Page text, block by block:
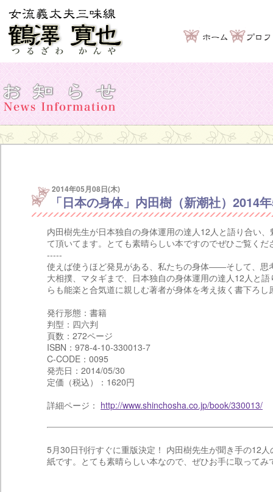
2014年05月08日(木)
「日本の身体」内田樹（新潮社）2014
内田樹先生が日本独自の身体運用の達人12人と語り合い
て頂いてます。とても素晴らしい本ですのでぜひご覧くだ
-----
使えば使うほど発見がある、私たちの身体――そして、思
大相撲、マタギまで、日本独自の身体運用の達人12人と
らも能楽と合気道に親しむ著者が身体を考え抜く書下ろし
発行形態：書籍
判型：四六判
頁数：272ページ
ISBN：978-4-10-330013-7
C-CODE：0095
発売日：2014/05/30
定価（税込）：1620円
詳細ページ： http://www.shinchosha.co.jp/book/330013/
5月30日刊行すぐに重版決定！ 内田樹先生が聞き手の12
紙です。とても素晴らしい本なので、ぜひお手に取って